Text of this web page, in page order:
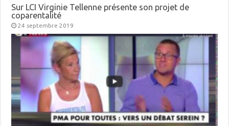
Sur LCI Virginie Tellenne présente son projet de
coparentalité
24 septembre 2019